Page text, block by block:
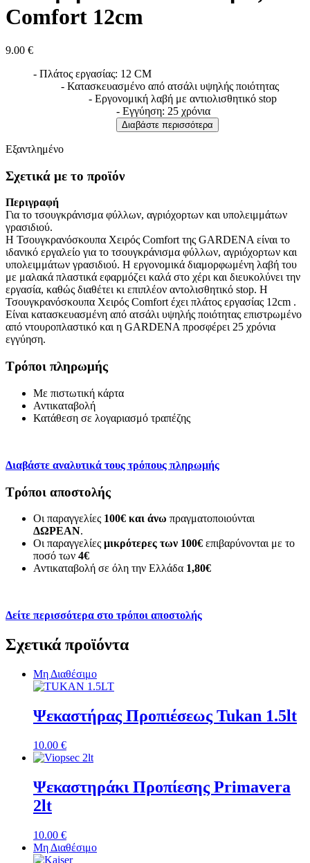
Comfort 12cm
9.00 €
- Πλάτος εργασίας: 12 CM
- Κατασκευασμένο από ατσάλι υψηλής ποιότητας
- Εργονομική λαβή με αντιολισθητικό stop
- Εγγύηση: 25 χρόνια
Διαβάστε περισσότερα
Εξαντλημένο
Σχετικά με το προϊόν
Περιγραφή
Για το τσουγκράνισμα φύλλων, αγριόχορτων και υπολειμμάτων
γρασιδιού.
Η Τσουγκρανόσκουπα Χειρός Comfort της GARDENA είναι το
ιδανικό εργαλείο για το τσουγκράνισμα φύλλων, αγριόχορτων και
υπολειμμάτων γρασιδιού. Η εργονομικά διαμορφωμένη λαβή του
με μαλακά πλαστικά εφαρμόζει καλά στο χέρι και διευκολύνει την
εργασία, καθώς διαθέτει κι επιπλέον αντολισθητικό stop. Η
Τσουγκρανόσκουπα Χειρός Comfort έχει πλάτος εργασίας 12cm .
Είναι κατασκευασμένη από ατσάλι υψηλής ποιότητας επιστρωμένο
από ντουροπλαστικό και η GARDENA προσφέρει 25 χρόνια
εγγύηση.
Τρόποι πληρωμής
Με πιστωτική κάρτα
Αντικαταβολή
Κατάθεση σε λογαριασμό τραπέζης
Διαβάστε αναλυτικά τους τρόπους πληρωμής
Τρόποι αποστολής
Οι παραγγελίες 100€ και άνω πραγματοποιούνται
ΔΩΡΕΑΝ.
Οι παραγγελίες μικρότερες των 100€ επιβαρύνονται με το
ποσό των 4€
Αντικαταβολή σε όλη την Ελλάδα 1,80€
Δείτε περισσότερα στο τρόποι αποστολής
Σχετικά προϊόντα
Μη Διαθέσιμο
Ψεκαστήρας Προπιέσεως Tukan 1.5lt
10.00 €
Ψεκαστηράκι Προπίεσης Primavera
2lt
10.00 €
Μη Διαθέσιμο